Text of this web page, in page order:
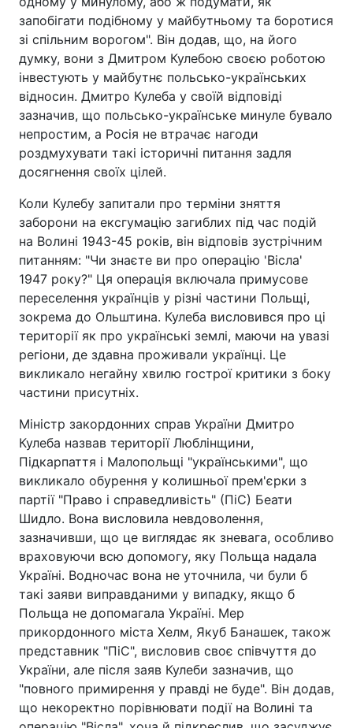
запобігати подібному у майбутньому та боротися
зі спільним ворогом". Він додав, що, на його
думку, вони з Дмитром Кулебою своєю роботою
інвестують у майбутнє польсько-українських
відносин. Дмитро Кулеба у своїй відповіді
зазначив, що польсько-українське минуле бувало
непростим, а Росія не втрачає нагоди
роздмухувати такі історичні питання задля
досягнення своїх цілей.
Коли Кулебу запитали про терміни зняття
заборони на ексгумацію загиблих під час подій
на Волині 1943-45 років, він відповів зустрічним
питанням: "Чи знаєте ви про операцію 'Вісла'
1947 року?" Ця операція включала примусове
переселення українців у різні частини Польщі,
зокрема до Ольштина. Кулеба висловився про ці
території як про українські землі, маючи на увазі
регіони, де здавна проживали українці. Це
викликало негайну хвилю гострої критики з боку
частини присутніх.
Міністр закордонних справ України Дмитро
Кулеба назвав території Люблінщини,
Підкарпаття і Малопольщі "українськими", що
викликало обурення у колишньої прем'єрки з
партії "Право і справедливість" (ПіС) Беати
Шидло. Вона висловила невдоволення,
зазначивши, що це виглядає як зневага, особливо
враховуючи всю допомогу, яку Польща надала
Україні. Водночас вона не уточнила, чи були б
такі заяви виправданими у випадку, якщо б
Польща не допомагала Україні. Мер
прикордонного міста Хелм, Якуб Банашек, також
представник "ПіС", висловив своє співчуття до
України, але після заяв Кулеби зазначив, що
"повного примирення у правді не буде". Він додав,
що некоректно порівнювати події на Волині та